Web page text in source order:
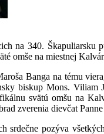
na 340. Škapuliarsku
omše na miestnej
Banga na tému
biskup Mons. Viliam
svätú omšu na
zverenia dievčat
srdečne pozýva